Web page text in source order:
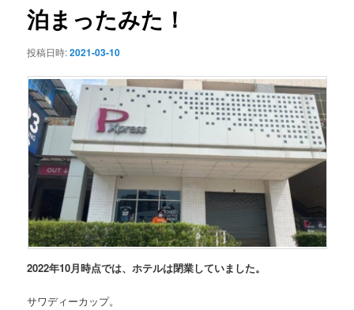
泊まったみた！
投稿日時:2021-03-10
2022年10月時点では、ホテルは閉業していました。
サワディーカップ。